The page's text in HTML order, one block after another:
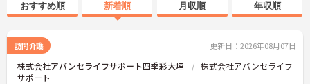
おすすめ順 新着順 月収順 年収順
訪問介護 更新日：2026年08月07日
株式会社アバンセライフサポート四季彩大垣
株式会社アバンセライフ
サポート